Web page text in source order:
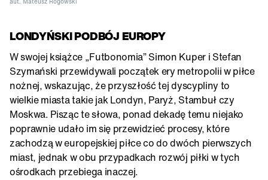
LONDYŃSKI PODBÓJ EUROPY
W swojej książce „Futbonomia” Simon Kuper i Stefan
Szymański przewidywali początek ery metropolii w piłce
nożnej, wskazując, że przyszłość tej dyscypliny to
wielkie miasta takie jak Londyn, Paryż, Stambuł czy
Moskwa. Pisząc te słowa, ponad dekadę temu niejako
poprawnie udało im się przewidzieć procesy, które
zachodzą w europejskiej piłce co do dwóch pierwszych
miast, jednak w obu przypadkach rozwój piłki w tych
ośrodkach przebiega inaczej.